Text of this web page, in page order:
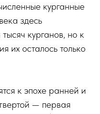
курганные
здесь
курганов, но к
их осталось только
к эпохе ранней и
— первая